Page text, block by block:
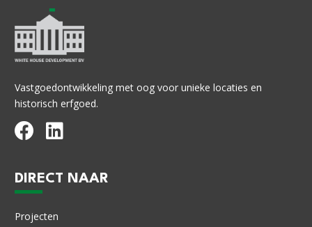
Vastgoedontwikkeling met oog voor unieke locaties en
historisch erfgoed.
DIRECT NAAR
Projecten